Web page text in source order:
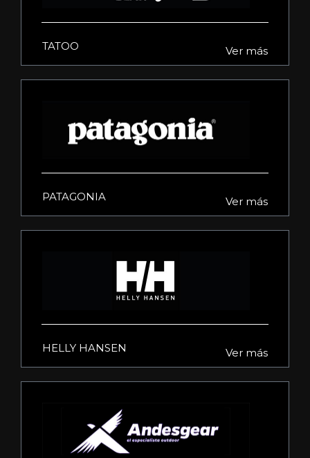
TATOO Ver más
PATAGONIA Ver más
HELLY HANSEN Ver más